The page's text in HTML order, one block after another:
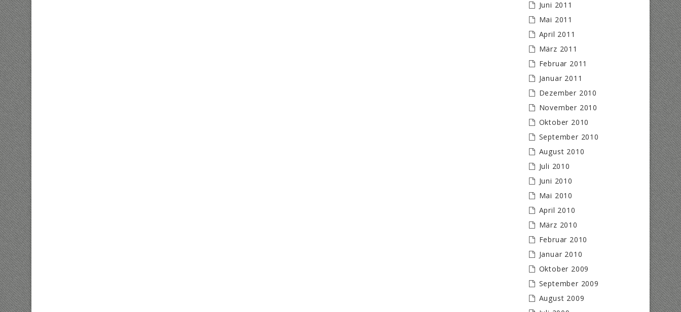
Juni 2011
Mai 2011
April 2011
März 2011
Februar 2011
Januar 2011
Dezember 2010
November 2010
Oktober 2010
September 2010
August 2010
Juli 2010
Juni 2010
Mai 2010
April 2010
März 2010
Februar 2010
Januar 2010
Oktober 2009
September 2009
August 2009